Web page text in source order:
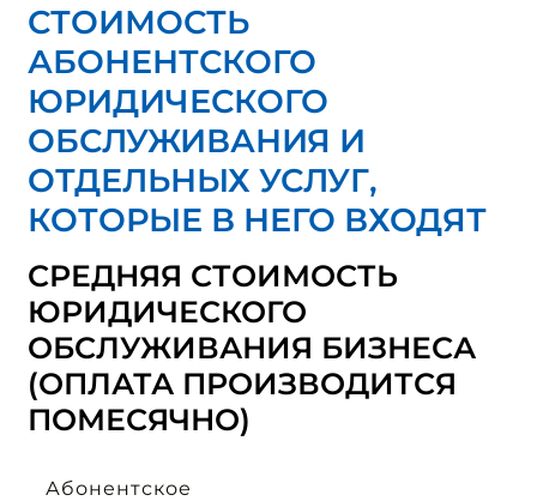
СТОИМОСТЬ
АБОНЕНТСКОГО
ЮРИДИЧЕСКОГО
ОБСЛУЖИВАНИЯ И
ОТДЕЛЬНЫХ УСЛУГ,
КОТОРЫЕ В НЕГО ВХОДЯТ
СРЕДНЯЯ СТОИМОСТЬ
ЮРИДИЧЕСКОГО
ОБСЛУЖИВАНИЯ БИЗНЕСА
(ОПЛАТА ПРОИЗВОДИТСЯ
ПОМЕСЯЧНО)
Абонентское